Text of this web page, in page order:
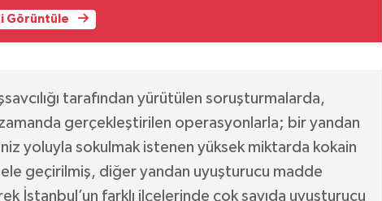
Görüntüle
tarafından yürütülen soruşturmalarda,
gerçekleştirilen operasyonlarla; bir yandan
yoluyla sokulmak istenen yüksek miktarda kokain
geçirilmiş, diğer yandan uyuşturucu madde
İstanbul’un farklı ilçelerinde çok sayıda uyuşturucu